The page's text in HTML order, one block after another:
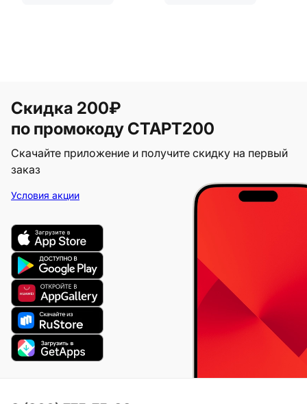
Скидка 200₽
по промокоду СТАРТ200
Скачайте приложение и получите скидку на первый
заказ
Условия акции